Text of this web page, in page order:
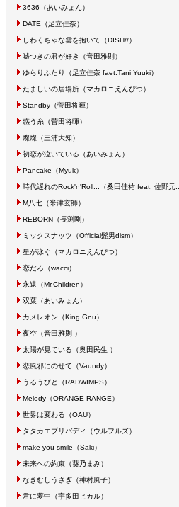
3636 （あいみょん）
DATE （足立佳奈）
しわくちゃな雲を抱いて （DISH//）
嘘つきの君が好き （音田雅則 ）
ゆらりふたり （足立佳奈 faet.Tani Yuuki）
たましいの居場所（マカロニえんぴつ）
Standby（菅田将暉）
惑う糸（菅田将暉）
燦燦（三浦大知）
初恋が泣いている （あいみょん）
Pancake （Myuk）
時代遅れのRock'n'Roll... （桑田佳祐 feat. 佐野元...
M八七（米津玄師）
REBORN（長渕剛 ）
ミックスナッツ （Official髭男dism）
星が泳ぐ （マカロニえんぴつ）
恋だろ （wacci）
永遠 （Mr.Children）
双葉（あいみょん）
カメレオン （King Gnu）
夜空（音田雅則 ）
太陽が見ている （奥田民生 ）
恋風邪にのせて （Vaundy）
うるうびと （RADWIMPS）
Melody（ORANGE RANGE）
世界は変わる （OAU）
タタカエブリバディ （ウルフルズ）
make you smile （Saki）
未来への約束（葵乃まみ）
なきむしうさぎ（神村風子）
君に夢中 （宇多田ヒカル）